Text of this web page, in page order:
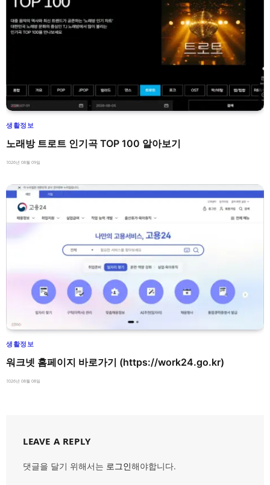
생활정보
노래방 트로트 인기곡 TOP 100 알아보기
2026년 08월 09일
생활정보
워크넷 홈페이지 바로가기 (https://work24.go.kr)
2026년 08월 08일
LEAVE A REPLY
댓글을 달기 위해서는 로그인해야합니다.